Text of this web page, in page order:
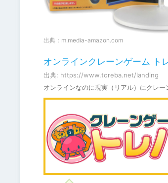
出典： m.media-amazon.com
オンラインクレーンゲーム ト
出典: https://www.toreba.net/landing
オンラインなのに現実（リアル）にクレ